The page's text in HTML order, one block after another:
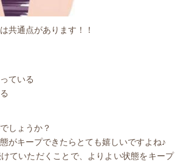
共通点があります！！
ている
しょうか？
がキープできたらとても嬉しいですよね♪
ていただくことで、よりよい状態をキープ